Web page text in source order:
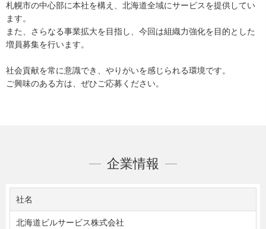
札幌市の中心部に本社を構え、北海道全域にサービスを提供してい
ます。
また、さらなる事業拡大を目指し、今回は組織力強化を目的とした
増員募集を行います。
社会貢献を常に意識でき、やりがいを感じられる環境です。
ご興味のある方は、ぜひご応募ください。
企業情報
社名
北海道ビルサービス株式会社